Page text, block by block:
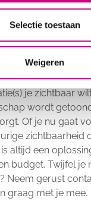
Selectie toestaan
Weigeren
VAN
een digitale
hangen
hoe lang je
je zichtbaar
wordt
Of je nu gaat
zichtbaarheid
altijd een
budget. Twijfel je
Neem gerust
graag met je mee.